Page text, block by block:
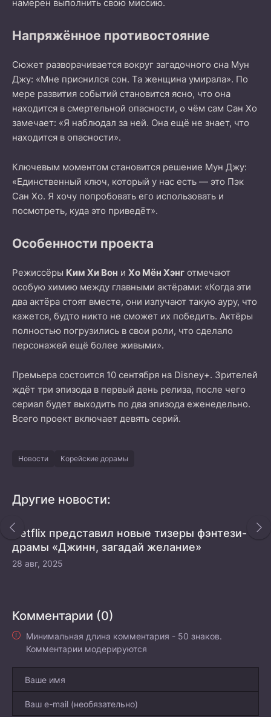
намерен выполнить свою миссию.
Напряжённое противостояние
Сюжет разворачивается вокруг загадочного сна Мун
Джу: «Мне приснился сон. Та женщина умирала». По
мере развития событий становится ясно, что она
находится в смертельной опасности, о чём сам Сан Хо
замечает: «Я наблюдал за ней. Она ещё не знает, что
находится в опасности».
Ключевым моментом становится решение Мун Джу:
«Единственный ключ, который у нас есть — это Пэк
Сан Хо. Я хочу попробовать его использовать и
посмотреть, куда это приведёт».
Особенности проекта
Режиссёры Ким Хи Вон и Хо Мён Хэнг отмечают
особую химию между главными актёрами: «Когда эти
два актёра стоят вместе, они излучают такую ауру, что
кажется, будто никто не сможет их победить. Актёры
полностью погрузились в свои роли, что сделало
персонажей ещё более живыми».
Премьера состоится 10 сентября на Disney+. Зрителей
ждёт три эпизода в первый день релиза, после чего
сериал будет выходить по два эпизода еженедельно.
Всего проект включает девять серий.
Новости Корейские дорамы
Другие новости:
Netflix представил новые тизеры фэнтези-
драмы «Джинн, загадай желание»
28 авг, 2025
Комментарии (0)
Минимальная длина комментария - 50 знаков.
Комментарии модерируются